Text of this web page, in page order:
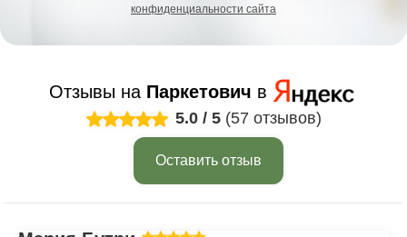
конфиденциальности сайта
Отзывы на Паркетович в
5.0 / 5 (57 отзывов)
Оставить отзыв